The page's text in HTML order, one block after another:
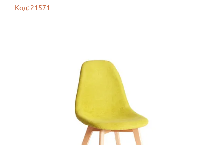
Код: 21571